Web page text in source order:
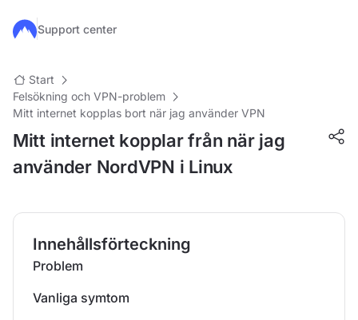
Hoppa till huvudinnehåll
Support center
Start
Felsökning och VPN-problem
Mitt internet kopplas bort när jag använder VPN
Mitt internet kopplar från när jag
använder NordVPN i Linux
Innehållsförteckning
Problem
Vanliga symtom